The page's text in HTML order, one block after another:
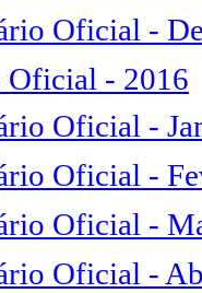
Oficial -
- 2016
Oficial -
Oficial -
Oficial -
Oficial -